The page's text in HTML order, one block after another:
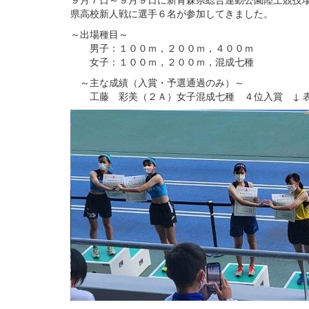
県高校新人戦に選手６名が参加してきました。
～出場種目～
男子：１００ｍ，２００ｍ，４００ｍ
女子：１００ｍ，２００ｍ，混成七種
～主な成績（入賞・予選通過のみ）～
工藤 彩美（２Ａ）女子混成七種 ４位入賞 ↓